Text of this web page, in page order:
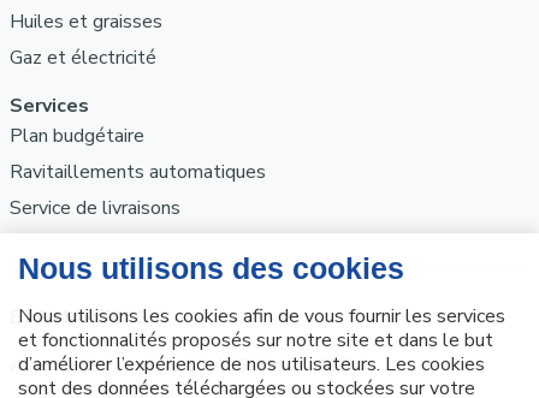
Huiles et graisses
Gaz et électricité
Services
Plan budgétaire
Ravitaillements automatiques
Service de livraisons
ETS MARTIN S.A.
Avenue de Norvège 13 4960 MALMEDY